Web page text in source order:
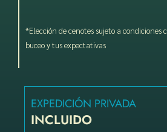
*Elección de cenotes sujeto a condiciones
buceo y tus expectativas
EXPEDICIÓN PRIVADA
INCLUIDO